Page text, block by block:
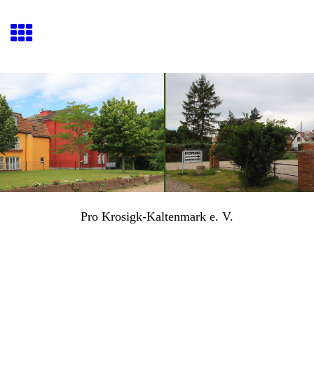
Pro Krosigk-Kaltenmark e. V.